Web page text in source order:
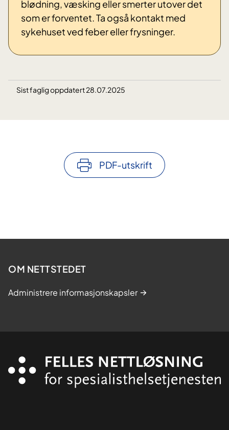
blødning, væsking eller smerter utover det
som er forventet. Ta også kontakt med
sykehuset ved feber eller frysninger.
Sist faglig oppdatert 28.07.2025
PDF-utskrift
OM NETTSTEDET
Administrere informasjonskapsler